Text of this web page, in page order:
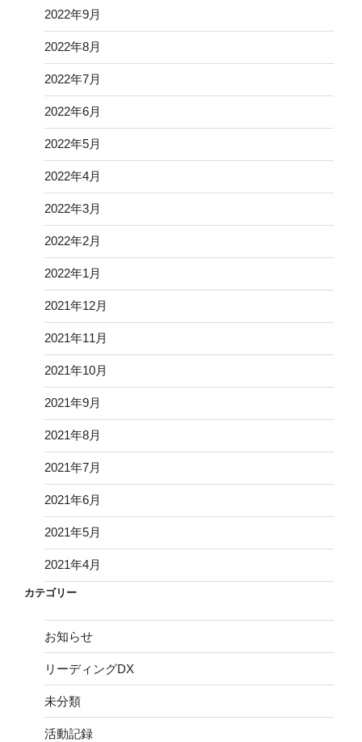
2022年9月
2022年8月
2022年7月
2022年6月
2022年5月
2022年4月
2022年3月
2022年2月
2022年1月
2021年12月
2021年11月
2021年10月
2021年9月
2021年8月
2021年7月
2021年6月
2021年5月
2021年4月
カテゴリー
お知らせ
リーディングDX
未分類
活動記録